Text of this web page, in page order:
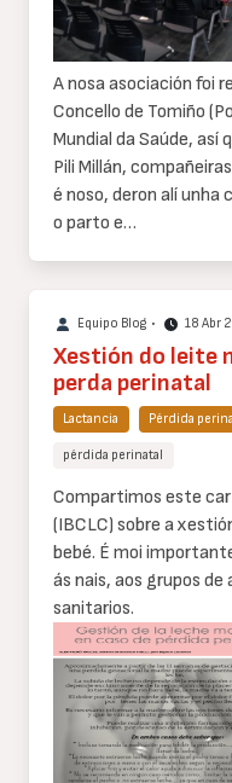
A nosa asociación foi
Concello de Tomiño
Mundial da Saúde, así
Pili Millán,
é noso, deron alí
o parto e…
Equipo Blog • 18 Abr
Xestión do leite
perda perinatal
Lactancia Pérdida
pérdida perinatal
Cuerpo
de
texto
Compartimos este
(IBCLC) sobre a
bebé. É moi
ás nais, aos grupos de
sanitarios.